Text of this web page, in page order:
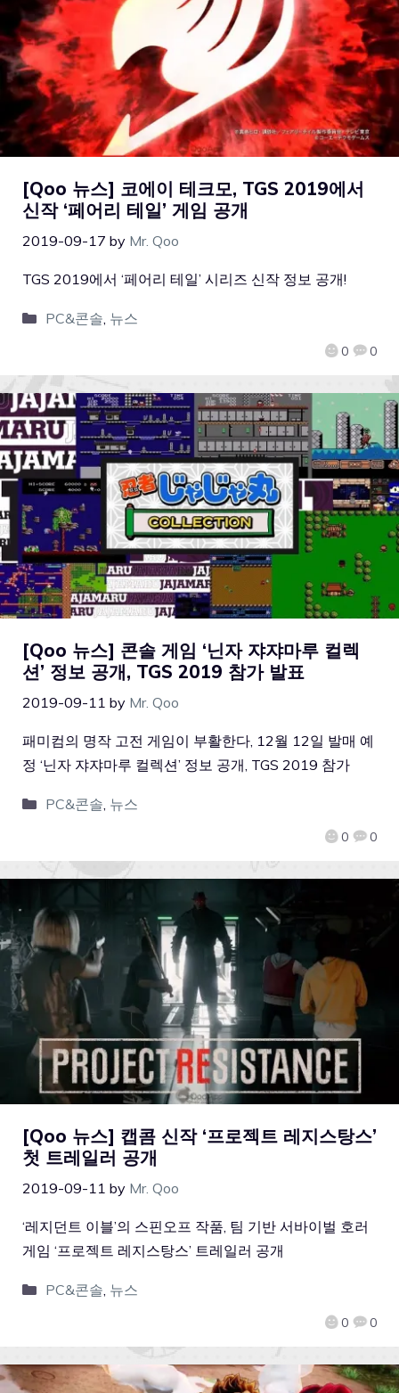
[Qoo 뉴스] 코에이 테크모, TGS 2019에서
신작 ‘페어리 테일’ 게임 공개
2019-09-17 by Mr. Qoo
0 0
TGS 2019에서 ‘페어리 테일’ 시리즈 신작 정보 공개!
PC&콘솔 뉴스
[Qoo 뉴스] 콘솔 게임 ‘닌자 쟈쟈마루 컬렉
션’ 정보 공개, TGS 2019 참가 발표
2019-09-11 by Mr. Qoo
0 0
패미컴의 명작 고전 게임이 부활한다, 12월 12일 발매 예
정 ‘닌자 쟈쟈마루 컬렉션’ 정보 공개, TGS 2019 참가
PC&콘솔 뉴스
[Qoo 뉴스] 캡콤 신작 ‘프로젝트 레지스탕스’
첫 트레일러 공개
2019-09-11 by Mr. Qoo
0 0
‘레지던트 이블’의 스핀오프 작품, 팀 기반 서바이벌 호러
게임 ‘프로젝트 레지스탕스’ 트레일러 공개
PC&콘솔 뉴스